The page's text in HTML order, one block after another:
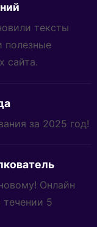
тексты
полезные
сайта.
за 2025 год!
Онлайн
течении 5